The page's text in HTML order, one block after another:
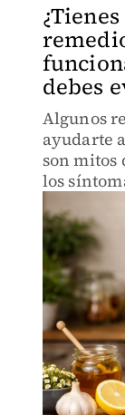
debes
Algunos
ayudarte
son
los